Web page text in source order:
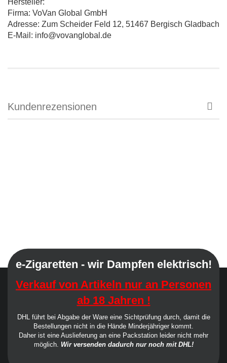
Firma: VoVan Global GmbH
Adresse: Zum Scheider Feld 12, 51467 Bergisch Gladbach
E-Mail: info@vovanglobal.de
Kundenrezensionen
e-Zigaretten - wir Dampfen elektrisch!
Verkauf von Artikeln nur an Personen
ab 18 Jahren !
DHL führt bei Abgabe der Ware eine Sichtprüfung durch, damit die
Bestellungen nicht in die Hände Minderjähriger kommt.
Daher ist eine Auslieferung an eine Packstation leider nicht mehr
möglich. Wir versenden dadurch nur noch mit DHL!